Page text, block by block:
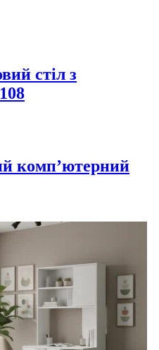
стіл з
комп’ютерний